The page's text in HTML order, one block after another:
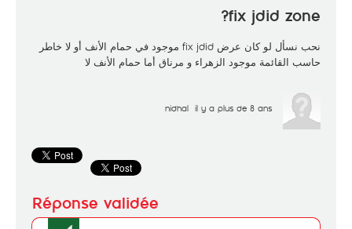
fix jdid zone?
نحب نسأل لو كان عرض fix jdid موجود في حمام الأنف أو لا خاطر
حاسب القائمة موجود الزهراء و مرناق أما حمام الأنف لا
nidhal il y a plus de 8 ans